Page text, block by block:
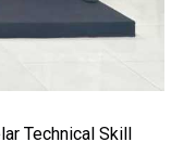
Technical Skill